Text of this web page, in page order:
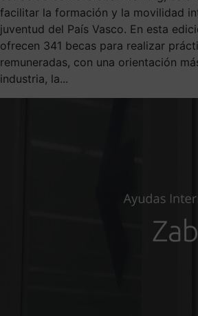
facilitar la formación y la movilidad
juventud del País Vasco. En esta
ofrecen 341 becas para realizar
remuneradas, con una orientación
industria, la...